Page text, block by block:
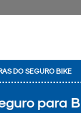
DO SEGURO BIKE
para